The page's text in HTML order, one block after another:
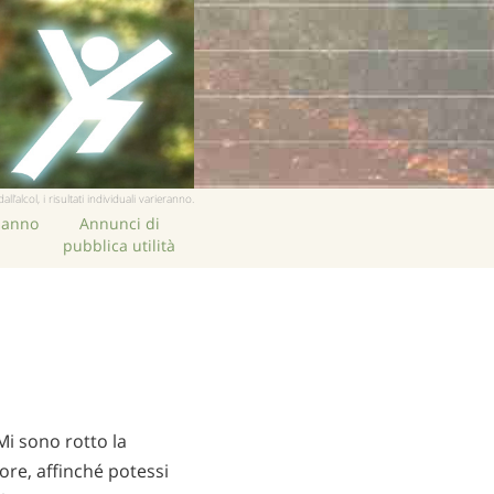
cinese
nepalese
arabo
ucraino
croato
turco
i risultati individuali varieranno.
Annunci di
pubblica utilità
sono rotto la
affinché potessi